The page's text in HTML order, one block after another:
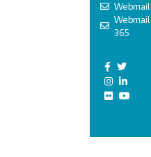
Webmail
Webmail
365